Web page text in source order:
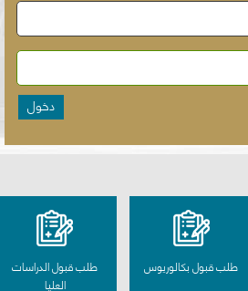
دخول
طلب قبول بكالوريوس
طلب قبول الدراسات
العليا